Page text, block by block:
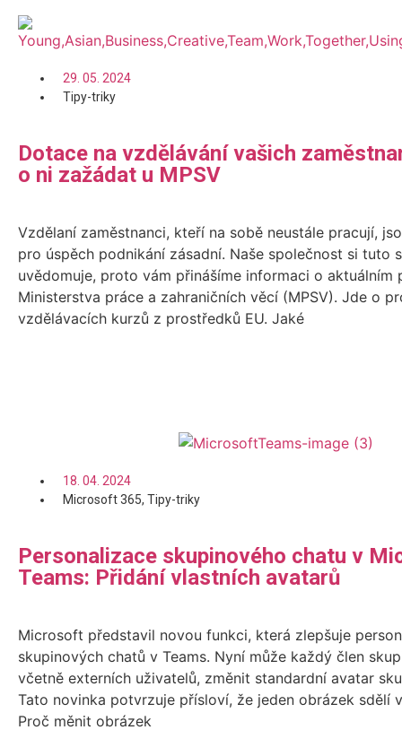
29. 05. 2024
Tipy-triky
Dotace na vzdělávání vašich
o ni zažádat u MPSV
Vzdělaní zaměstnanci, kteří na sobě neustále pracují,
pro úspěch podnikání zásadní. Naše společnost si tuto
uvědomuje, proto vám přinášíme informaci o aktuálním
Ministerstva práce a zahraničních věcí (MPSV). Jde o
vzdělávacích kurzů z prostředků EU. Jaké
18. 04. 2024
Microsoft 365, Tipy-triky
Personalizace skupinového chatu v
Teams: Přidání vlastních avatarů
Microsoft představil novou funkci, která zlepšuje
skupinových chatů v Teams. Nyní může každý člen
včetně externích uživatelů, změnit standardní avatar
Tato novinka potvrzuje přísloví, že jeden obrázek sdělí
Proč měnit obrázek